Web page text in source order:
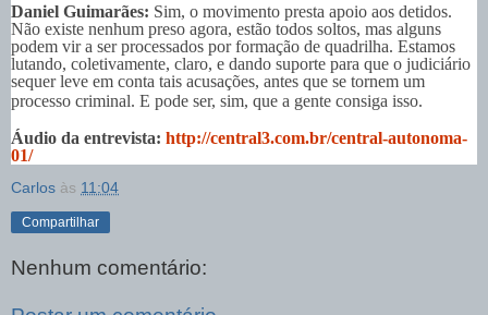
Daniel Guimarães: Sim, o movimento presta apoio aos detidos.
Não existe nenhum preso agora, estão todos soltos, mas alguns
podem vir a ser processados por formação de quadrilha. Estamos
lutando, coletivamente, claro, e dando suporte para que o judiciário
sequer leve em conta tais acusações, antes que se tornem um
processo criminal. E pode ser, sim, que a gente consiga isso.
Áudio da entrevista: http://central3.com.br/central-autonoma-
01/
Carlos às 11:04
Compartilhar
Nenhum comentário: